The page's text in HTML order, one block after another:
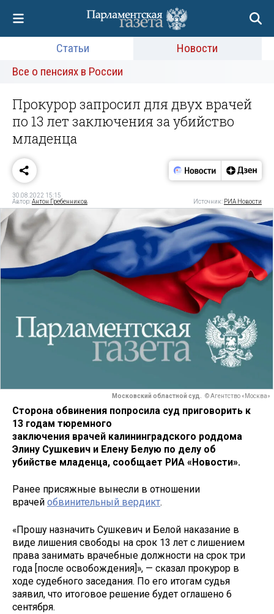
Статьи
Новости
Все о пенсиях в России
Прокурор запросил для двух врачей
по 13 лет заключения за убийство
младенца
30.08.2022 15:15
Автор:Антон Гребенников Источник: РИА Новости
Московский областной суд. © Агентство «Москва»
Сторона обвинения попросила суд приговорить к
13 годам тюремного
заключения врачей калининградского роддома
Элину Сушкевич и Елену Белую по делу об
убийстве младенца, сообщает РИА «Новости».
Ранее присяжные вынесли в отношении
врачей обвинительный вердикт.
«Прошу назначить Сушкевич и Белой наказание в
виде лишения свободы на срок 13 лет с лишением
права занимать врачебные должности на срок три
года [после освобождения]», — сказал прокурор в
ходе судебного заседания. По его итогам судья
заявил, что итоговое решение будет оглашено 6
сентября.